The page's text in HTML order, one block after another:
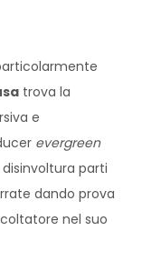
trova la
e
evergreen
parti
dando prova
nel suo